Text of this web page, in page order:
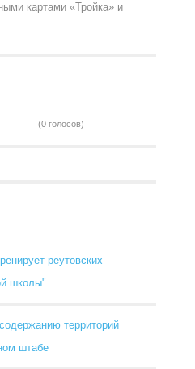
картами «Тройка» и
(0 голосов)
реутовских
школы"
территорий
штабе